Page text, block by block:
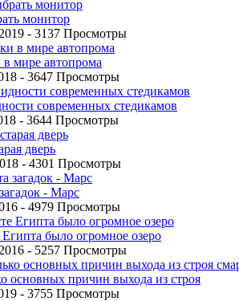
монитор
- 3137 Просмотры
мире автопрома
- 3647 Просмотры
современных стедикамов
- 3644 Просмотры
дверь
- 4301 Просмотры
- Марс
- 4979 Просмотры
было огромное озеро
- 5257 Просмотры
основных причин выхода из строя
- 3755 Просмотры